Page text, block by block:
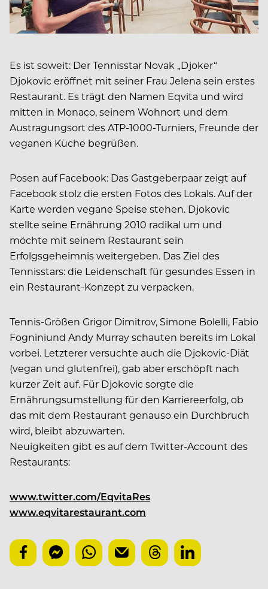
Es ist soweit: Der Tennisstar Novak „Djoker“
Djokovic eröffnet mit seiner Frau Jelena sein erstes
Restaurant. Es trägt den Namen Eqvita und wird
mitten in Monaco, seinem Wohnort und dem
Austragungsort des ATP-1000-Turniers, Freunde der
veganen Küche begrüßen.
Posen auf Facebook: Das Gastgeberpaar zeigt auf
Facebook stolz die ersten Fotos des Lokals. Auf der
Karte werden vegane Speise stehen. Djokovic
stellte seine Ernährung 2010 radikal um und
möchte mit seinem Restaurant sein
Erfolgsgeheimnis weitergeben. Das Ziel des
Tennisstars: die Leidenschaft für gesundes Essen in
ein Restaurant-Konzept zu verpacken.
Tennis-Größen Grigor Dimitrov, Simone Bolelli, Fabio
Fogniniund Andy Murray schauten bereits im Lokal
vorbei. Letzterer versuchte auch die Djokovic-Diät
(vegan und glutenfrei), gab aber erschöpft nach
kurzer Zeit auf. Für Djokovic sorgte die
Ernährungsumstellung für den Karriereerfolg, ob
das mit dem Restaurant genauso ein Durchbruch
wird, bleibt abzuwarten.
Neuigkeiten gibt es auf dem Twitter-Account des
Restaurants:
www.twitter.com/EqvitaRes
www.eqvitarestaurant.com